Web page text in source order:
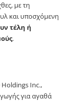
με τη
και υποσχόμενη
τέλη ή
.
Holdings Inc.,
για αγαθά